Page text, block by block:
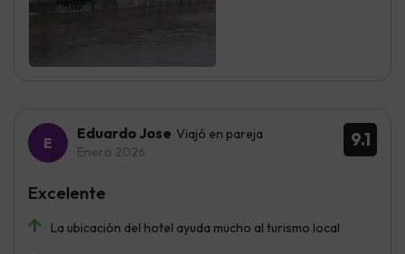
9.1
Eduardo Jose Viajó en pareja
Enero 2026
La ubicación del hotel ayuda mucho al turismo local
Excelente